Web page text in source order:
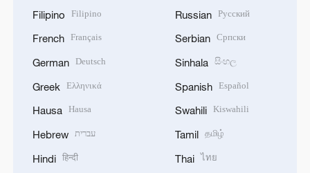
Filipino Filipino
French Français
German Deutsch
Greek Ελληνικά
Hausa Hausa
Hebrew עברית
Hindi हिन्दी
Russian Русский
Serbian Српски
Sinhala සිංහල
Spanish Español
Swahili Kiswahili
Tamil தமிழ்
Thai ไทย